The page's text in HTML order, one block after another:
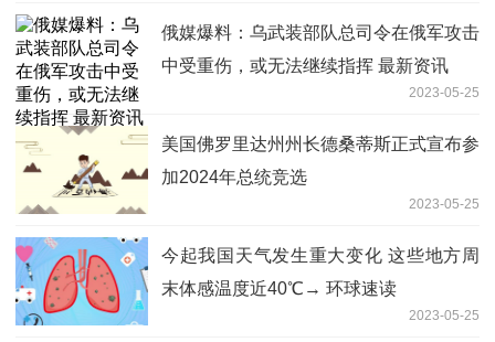
俄媒爆料：乌武装部队总司令在俄军攻击
中受重伤，或无法继续指挥 最新资讯
2023-05-25
美国佛罗里达州州长德桑蒂斯正式宣布参
加2024年总统竞选
2023-05-25
今起我国天气发生重大变化 这些地方周
末体感温度近40℃→ 环球速读
2023-05-25